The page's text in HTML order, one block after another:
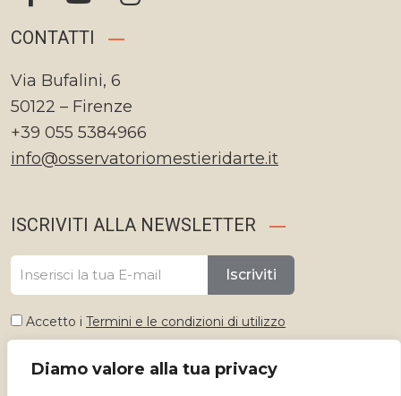
Diamo valore alla tua privacy
CONTATTI
Via Bufalini, 6
50122 – Firenze
+39 055 5384966
info@osservatoriomestieridarte.it
ISCRIVITI ALLA NEWSLETTER
Iscriviti
Accetto i Termini e le condizioni di utilizzo
Seleziona lingua